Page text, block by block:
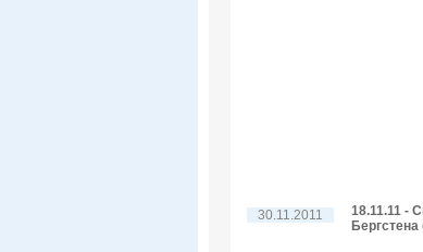
30.11.2011
18.11.11 -